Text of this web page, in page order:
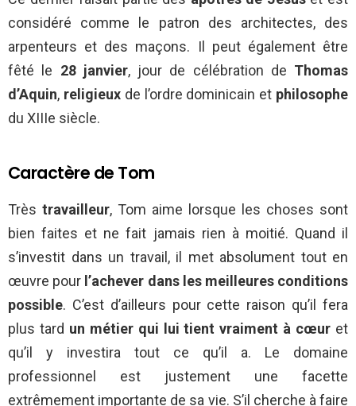
considéré comme le patron des architectes, des
arpenteurs et des maçons. Il peut également être
fêté le 28 janvier, jour de célébration de Thomas
d’Aquin, religieuxde l’ordre dominicain et philosophe
du XIIIe siècle.
Caractère de Tom
Très travailleur, Tom aime lorsque les choses sont
bien faites et ne fait jamais rien à moitié. Quand il
s’investit dans un travail, il met absolument tout en
œuvre pour l’achever dans les meilleures conditions
possible. C’est d’ailleurs pour cette raison qu’il fera
plus tard un métier qui lui tient vraiment à cœur et
qu’il y investira tout ce qu’il a. Le domaine
professionnel est justement une facette
extrêmement importante de sa vie. S’il cherche à faire